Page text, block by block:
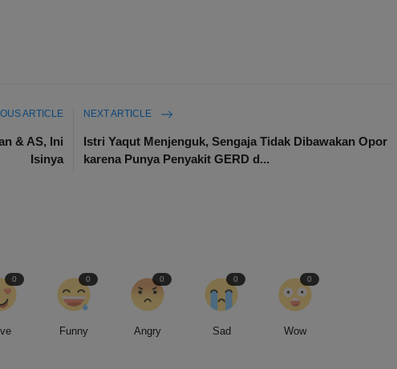
ARTICLE
& AS, Ini
Isinya
NEXT ARTICLE
Istri Yaqut Menjenguk, Sengaja Tidak Dibawakan Opor
karena Punya Penyakit GERD d...
0
Funny
0
Angry
0
Sad
0
Wow
0